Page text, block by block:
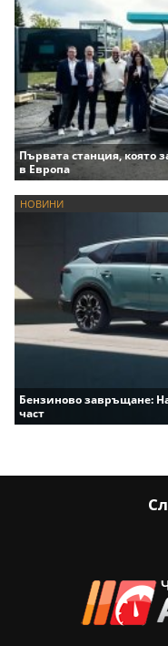
Първата станция, която
в Европа
НОВИНИ
Бензиново завръщане:
част